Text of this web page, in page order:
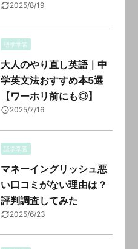
2025/8/19
語学学習
大人のやり直し英語｜中
学英文法おすすめ本5選
【ワーホリ前にも◎】
2025/7/16
語学学習
マネーイングリッシュ悪
い口コミがない理由は？
評判調査してみた
2025/6/23